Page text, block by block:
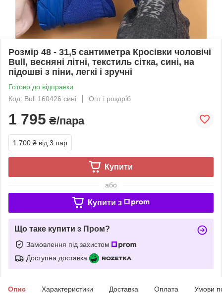
Розмір 48 - 31,5 сантиметра Кросівки чоловічі
Bull, весняні літні, текстиль сітка, сині, на
підошві з піни, легкі і зручні
Готово до відправки
Код: Bull 160426 сині
Опт і роздріб
1 795 ₴/пара
1 700 ₴ від 3 пар
Купити
або
Купити з
Що таке купити з Пром?
Замовлення під захистом
Доступна доставка
Опис Характеристики Доставка Оплата Умови